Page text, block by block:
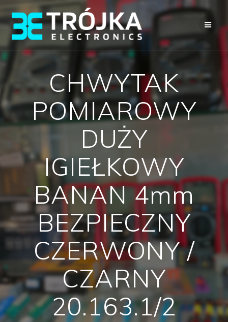
Przejdź
do
treści
CHWYTAK
POMIAROWY
DUŻY
IGIEŁKOWY
BANAN 4mm
BEZPIECZNY
CZERWONY /
CZARNY
20.163.1/2